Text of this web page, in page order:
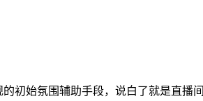
初始氛围辅助手段，说白了就是直播